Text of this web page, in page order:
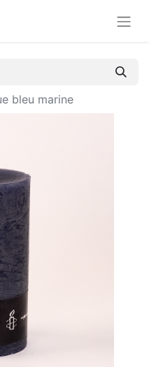
bleu marine